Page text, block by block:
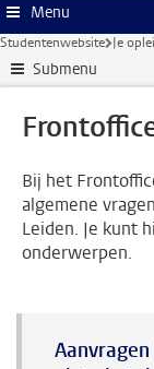
Menu
Studentenwebsite Je
Submenu
Bij het
algemene
Leiden. Je kunt
onderwerpen.